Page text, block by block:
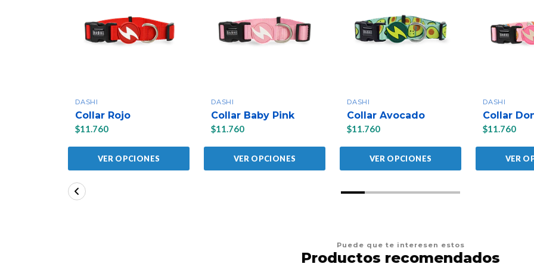
DASHI
Collar Rojo
$11.760
VER OPCIONES
DASHI
Collar Baby Pink
$11.760
VER OPCIONES
DASHI
Collar Avocado
$11.760
VER OPCIONES
DASHI
Collar
$11.760
VER
Puede que te interesen estos
Productos recomendados